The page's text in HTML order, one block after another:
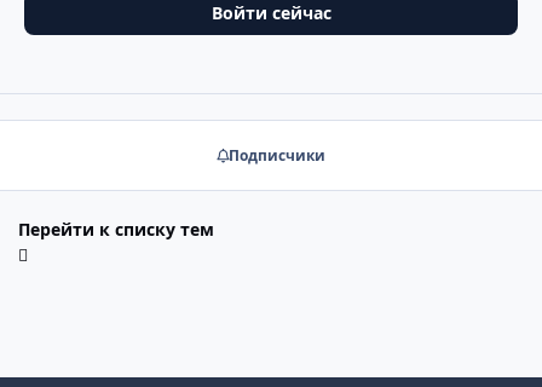
Войти сейчас
Подписчики
Перейти к списку тем